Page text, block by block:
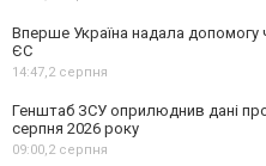
Вперше Україна надала допомогу
ЄС
14:47,2 серпня
Генштаб ЗСУ оприлюднив дані
серпня 2026 року
09:00,2 серпня